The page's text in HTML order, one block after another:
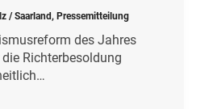
/ Saarland, Pressemitteilung
des Jahres
Richterbesoldung